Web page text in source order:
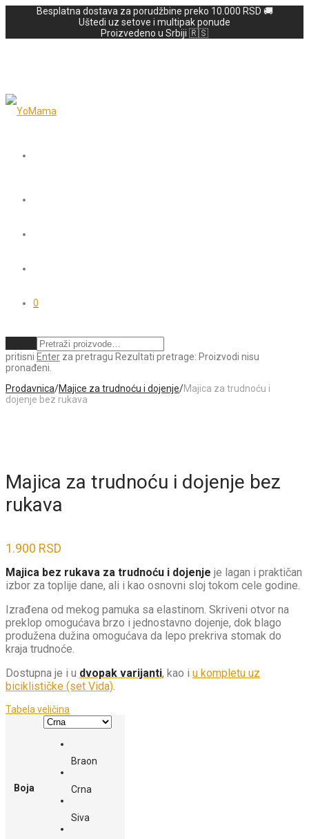
Besplatna dostava za porudžbine preko 10.000 RSD 🚚
Uštedi uz setove i multipak ponude
Proizvedeno u Srbiji 🇷🇸
0
pritisni Enter za pretragu Rezultati pretrage: Proizvodi nisu
pronađeni.
Prodavnica/Majice za trudnoću i dojenje/Majica za trudnoću i
dojenje bez rukava
Majica za trudnoću i dojenje bez
rukava
1.900 RSD
Majica bez rukava za trudnoću i dojenje je lagan i praktičan
izbor za toplije dane, ali i kao osnovni sloj tokom cele godine.
Izrađena od mekog pamuka sa elastinom. Skriveni otvor na
preklop omogućava brzo i jednostavno dojenje, dok blago
produžena dužina omogućava da lepo prekriva stomak do
kraja trudnoće.
Dostupna je i u dvopak varijanti, kao i u kompletu uz
biciklističke (set Vida)
Tabela veličina
Boja
Braon
Crna
Siva